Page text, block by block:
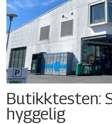
Butikktesten:
hyggelig